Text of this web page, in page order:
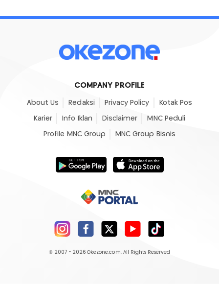
COMPANY PROFILE
About Us Redaksi Privacy Policy Kotak Pos
Karier Info Iklan Disclaimer MNC Peduli
Profile MNC Group MNC Group Bisnis
© 2007 - 2026 Okezone.com, All Rights Reserved